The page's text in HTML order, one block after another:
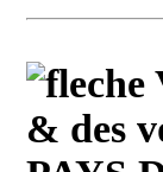
& des